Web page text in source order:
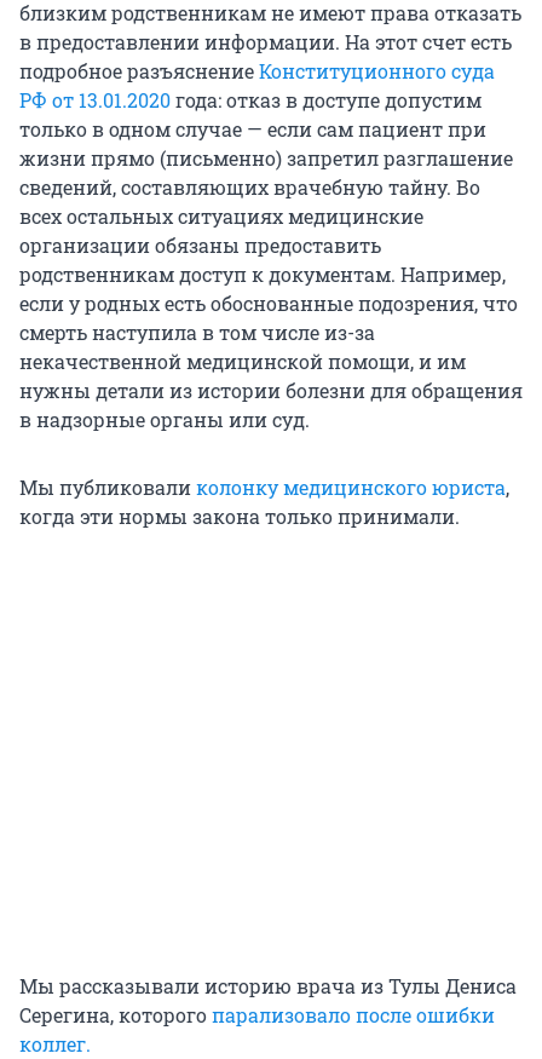
близким родственникам не имеют права отказать
в предоставлении информации. На этот счет есть
подробное разъяснениеКонституционного суда
РФ от 13.01.2020года: отказ в доступе допустим
только в одном случае — если сам пациент при
жизни прямо (письменно) запретил разглашение
сведений, составляющих врачебную тайну. Во
всех остальных ситуациях медицинские
организации обязаны предоставить
родственникам доступ к документам. Например,
если у родных есть обоснованные подозрения, что
смерть наступила в том числе из-за
некачественной медицинской помощи, и им
нужны детали из истории болезни для обращения
в надзорные органы или суд.
Мы публиковаликолонку медицинского юриста,
когда эти нормы закона только принимали.
Мы рассказывали историю врача из Тулы Дениса
Серегина, которогопарализовало после ошибки
коллег.